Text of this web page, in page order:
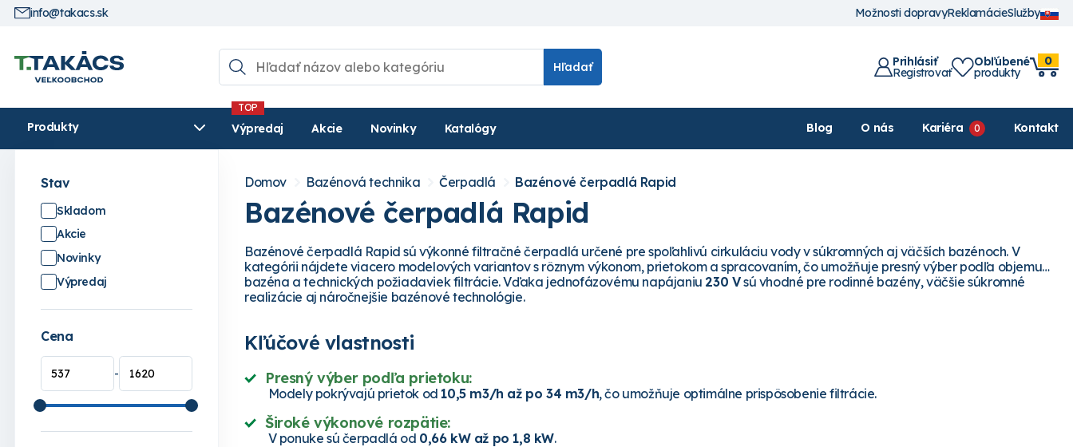
info@takacs.sk Možnosti dopravyReklamácieSlužby
Hľadať Prihlásiť
Registrovať
Obľúbené
produkty
0
Produkty Výpredaj Akcie Novinky Katalógy Blog O nás Kariéra Kontakt
Stav
Skladom
Akcie
Novinky
Výpredaj
Cena
-
Domov Bazénová technika Čerpadlá Bazénové čerpadlá Rapid
Bazénové čerpadlá Rapid
Bazénové čerpadlá Rapid sú výkonné filtračné čerpadlá určené pre spoľahlivú cirkuláciu vody v súkromných aj väčších bazénoch. V
kategórii nájdete viacero modelových variantov s rôznym výkonom, prietokom a spracovaním, čo umožňuje presný výber podľa objemu
bazéna a technických požiadaviek filtrácie. Vďaka jednofázovému napájaniu 230 Vsú vhodné pre rodinné bazény, väčšie súkromné
realizácie aj náročnejšie bazénové technológie.
Kľúčové vlastnosti
Presný výber podľa prietoku:
Modely pokrývajú prietok od 10,5 m3/h až po 34 m3/h, čo umožňuje optimálne prispôsobenie filtrácie.
Široké výkonové rozpätie:
V ponuke sú čerpadlá od 0,66 kW až po 1,8 kW.